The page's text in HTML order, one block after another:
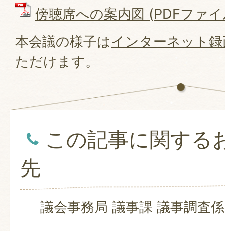
傍聴席への案内図 (PDFファ
本会議の様子はインターネット
ただけます。
この記事に関する
先
議会事務局 議事課 議事調査係